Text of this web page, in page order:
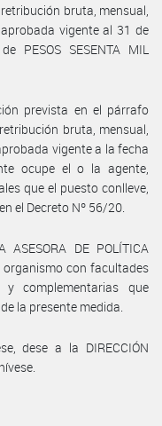
bruta, mensual,
vigente al 31 de
PESOS SESENTA MIL
prevista en el párrafo
bruta, mensual,
vigente a la fecha
ocupe el o la agente,
que el puesto conlleve,
el Decreto Nº 56/20.
ASESORA DE POLÍTICA
organismo con facultades
complementarias que
la presente medida.
dese a la DIRECCIÓN